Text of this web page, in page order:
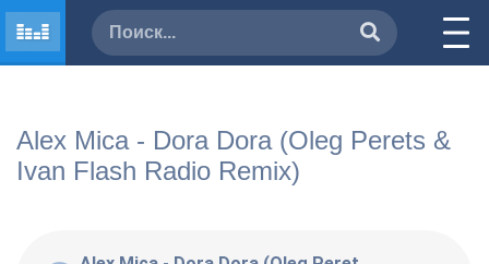
Alex Mica - Dora Dora (Oleg Perets &
Ivan Flash Radio Remix)